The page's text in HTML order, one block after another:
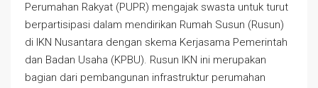
Perumahan Rakyat (PUPR) mengajak swasta untuk turut
berpartisipasi dalam mendirikan Rumah Susun (Rusun)
di IKN Nusantara dengan skema Kerjasama Pemerintah
dan Badan Usaha (KPBU). Rusun IKN ini merupakan
bagian dari pembangunan infrastruktur perumahan